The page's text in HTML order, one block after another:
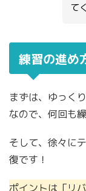
て
練習の進め
まずは、ゆっく
なので、何回も
そして、徐々に
復です！
ポイントは「リ